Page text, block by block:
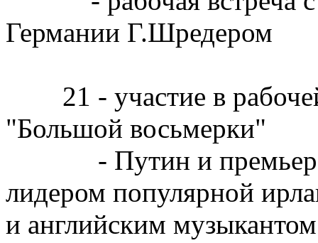
Германии Г.Шредером
21 - участие в рабочей
"Большой восьмерки"
- Путин и премьер-
лидером популярной
и английским